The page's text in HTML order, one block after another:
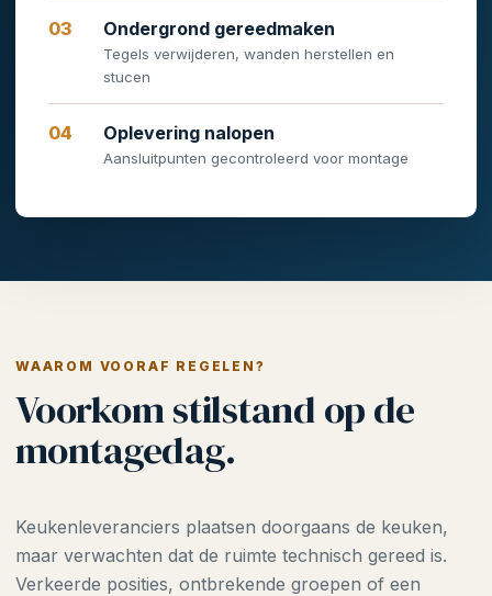
Ondergrond gereedmaken
Tegels verwijderen, wanden herstellen en
stucen
Oplevering nalopen
Aansluitpunten gecontroleerd voor montage
WAAROM VOORAF REGELEN?
Voorkom stilstand op de
montagedag.
Keukenleveranciers plaatsen doorgaans de keuken,
maar verwachten dat de ruimte technisch gereed is.
Verkeerde posities, ontbrekende groepen of een